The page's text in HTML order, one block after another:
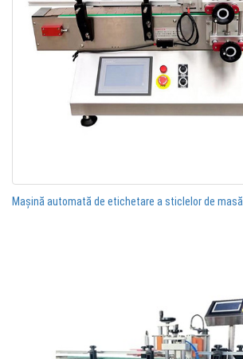
Mașină automată de etichetare a sticlelor de masă